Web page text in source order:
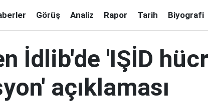
Görüş Analiz Rapor Tarih Biyografi
İdlib'de 'IŞİD
açıklaması